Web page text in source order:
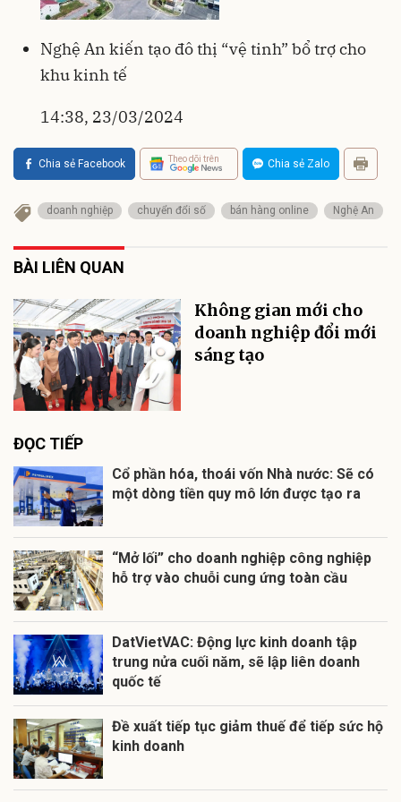
Nghệ An kiến tạo đô thị “vệ tinh” bổ trợ cho
khu kinh tế
14:38, 23/03/2024
Chia sẻ Facebook Theo dõi trên Chia sẻ Zalo
doanh nghiệp chuyển đổi số bán hàng online Nghệ An
BÀI LIÊN QUAN
Không gian mới cho
doanh nghiệp đổi mới
sáng tạo
ĐỌC TIẾP
Cổ phần hóa, thoái vốn Nhà nước: Sẽ có
một dòng tiền quy mô lớn được tạo ra
“Mở lối” cho doanh nghiệp công nghiệp
hỗ trợ vào chuỗi cung ứng toàn cầu
DatVietVAC: Động lực kinh doanh tập
trung nửa cuối năm, sẽ lập liên doanh
quốc tế
Đề xuất tiếp tục giảm thuế để tiếp sức hộ
kinh doanh